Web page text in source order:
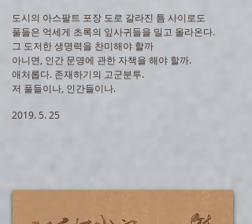
도시의 아스팔트 포장 도로 갈라진 틈 사이로도
풀들은 억세게 초록의 잎사귀들을 밀고 올라온다.
그 도저한 생명력을 찬미해야 할까
아니면, 인간 문명에 관한 자책을 해야 할까.
애처롭다. 존재하기의 고군분투.
저 풀들이나, 인간들이나.
2019. 5. 25